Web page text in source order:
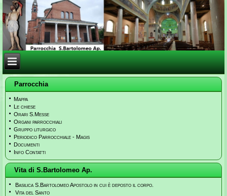
Parrocchia
Mappa
Le chiese
Orari S.Messe
Organi parrocchiali
Gruppo liturgico
Periodico Parrocchiale - Magis
Documenti
Info Contatti
Vita di S.Bartolomeo Ap.
Basilica S.Bartolomeo Apostolo in cui è deposto il corpo.
Vita del Santo